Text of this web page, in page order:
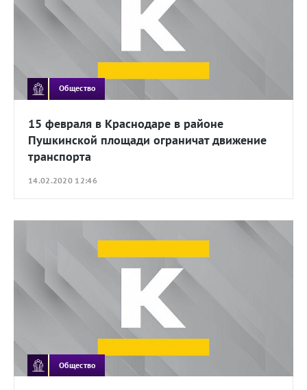
Общество
15 февраля в Краснодаре в районе
Пушкинской площади ограничат движение
транспорта
14.02.2020 12:46
Общество